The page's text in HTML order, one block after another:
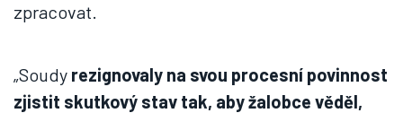
zpracovat.
„Soudy rezignovaly na svou procesní povinnost
zjistit skutkový stav tak, aby žalobce věděl,